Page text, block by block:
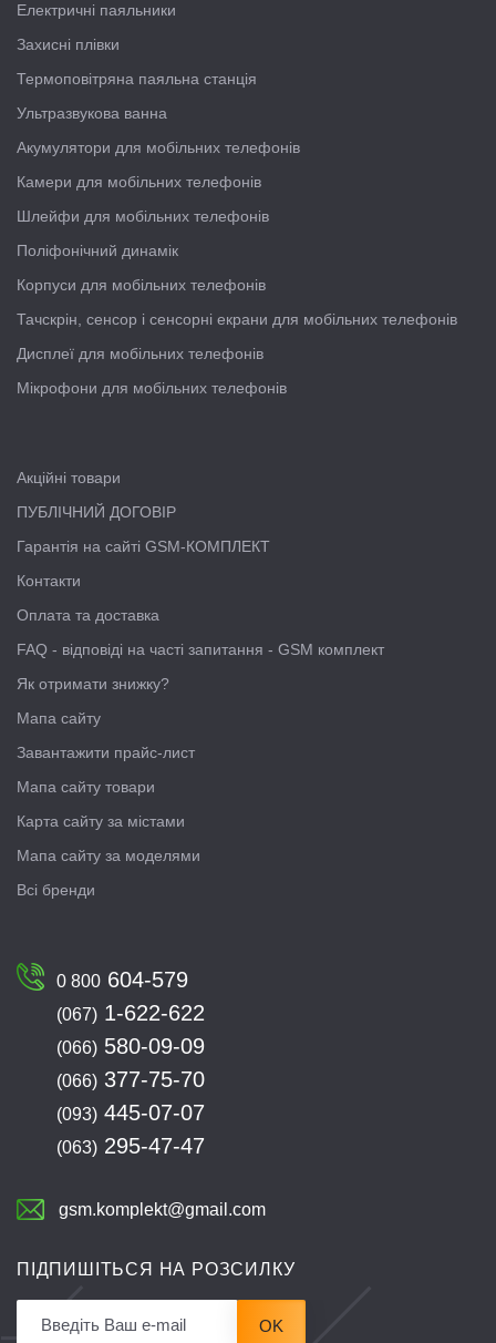
Електричні паяльники
Захисні плівки
Термоповітряна паяльна станція
Ультразвукова ванна
Акумулятори для мобільних телефонів
Камери для мобільних телефонів
Шлейфи для мобільних телефонів
Поліфонічний динамік
Корпуси для мобільних телефонів
Тачскрін, сенсор і сенсорні екрани для мобільних телефонів
Дисплеї для мобільних телефонів
Мікрофони для мобільних телефонів
Акційні товари
ПУБЛІЧНИЙ ДОГОВІР
Гарантія на сайті GSM-КОМПЛЕКТ
Контакти
Оплата та доставка
FAQ - відповіді на часті запитання - GSM комплект
Як отримати знижку?
Мапа сайту
Завантажити прайс-лист
Мапа сайту товари
Карта сайту за містами
Мапа сайту за моделями
Всі бренди
0 800 604-579
(067) 1-622-622
(066) 580-09-09
(066) 377-75-70
(093) 445-07-07
(063) 295-47-47
gsm.komplekt@gmail.com
ПІДПИШІТЬСЯ НА РОЗСИЛКУ
OK